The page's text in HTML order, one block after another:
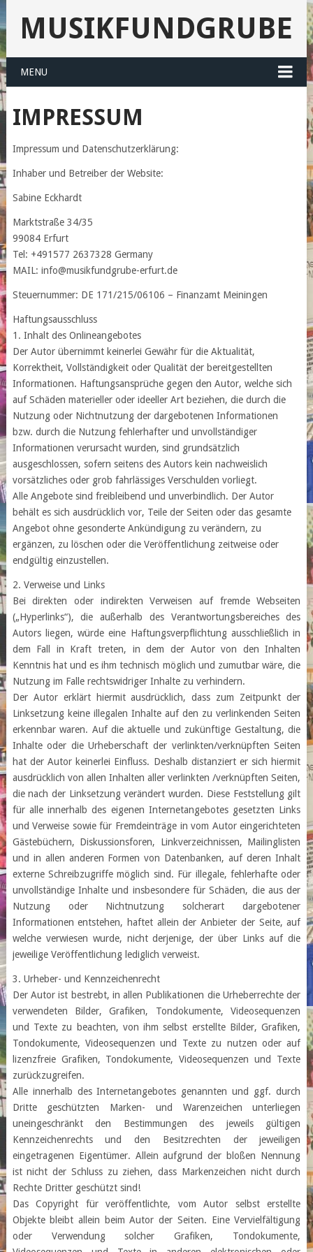
MUSIKFUNDGRUBE
MENU
IMPRESSUM
Impressum und Datenschutzerklärung:
Inhaber und Betreiber der Website:
Sabine Eckhardt
Marktstraße 34/35
99084 Erfurt
Tel: +491577 2637328 Germany
MAIL: info@musikfundgrube-erfurt.de
Steuernummer: DE 171/215/06106 – Finanzamt Meiningen
Haftungsausschluss
1. Inhalt des Onlineangebotes
Der Autor übernimmt keinerlei Gewähr für die Aktualität,
Korrektheit, Vollständigkeit oder Qualität der bereitgestellten
Informationen. Haftungsansprüche gegen den Autor, welche sich
auf Schäden materieller oder ideeller Art beziehen, die durch die
Nutzung oder Nichtnutzung der dargebotenen Informationen
bzw. durch die Nutzung fehlerhafter und unvollständiger
Informationen verursacht wurden, sind grundsätzlich
ausgeschlossen, sofern seitens des Autors kein nachweislich
vorsätzliches oder grob fahrlässiges Verschulden vorliegt.
Alle Angebote sind freibleibend und unverbindlich. Der Autor
behält es sich ausdrücklich vor, Teile der Seiten oder das gesamte
Angebot ohne gesonderte Ankündigung zu verändern, zu
ergänzen, zu löschen oder die Veröffentlichung zeitweise oder
endgültig einzustellen.
2. Verweise und Links
Bei direkten oder indirekten Verweisen auf fremde Webseiten
(„Hyperlinks“), die außerhalb des Verantwortungsbereiches des
Autors liegen, würde eine Haftungsverpflichtung ausschließlich in
dem Fall in Kraft treten, in dem der Autor von den Inhalten
Kenntnis hat und es ihm technisch möglich und zumutbar wäre, die
Nutzung im Falle rechtswidriger Inhalte zu verhindern.
Der Autor erklärt hiermit ausdrücklich, dass zum Zeitpunkt der
Linksetzung keine illegalen Inhalte auf den zu verlinkenden Seiten
erkennbar waren. Auf die aktuelle und zukünftige Gestaltung, die
Inhalte oder die Urheberschaft der verlinkten/verknüpften Seiten
hat der Autor keinerlei Einfluss. Deshalb distanziert er sich hiermit
ausdrücklich von allen Inhalten aller verlinkten /verknüpften Seiten,
die nach der Linksetzung verändert wurden. Diese Feststellung gilt
für alle innerhalb des eigenen Internetangebotes gesetzten Links
und Verweise sowie für Fremdeinträge in vom Autor eingerichteten
Gästebüchern, Diskussionsforen, Linkverzeichnissen, Mailinglisten
und in allen anderen Formen von Datenbanken, auf deren Inhalt
externe Schreibzugriffe möglich sind. Für illegale, fehlerhafte oder
unvollständige Inhalte und insbesondere für Schäden, die aus der
Nutzung oder Nichtnutzung solcherart dargebotener
Informationen entstehen, haftet allein der Anbieter der Seite, auf
welche verwiesen wurde, nicht derjenige, der über Links auf die
jeweilige Veröffentlichung lediglich verweist.
3. Urheber- und Kennzeichenrecht
Der Autor ist bestrebt, in allen Publikationen die Urheberrechte der
verwendeten Bilder, Grafiken, Tondokumente, Videosequenzen
und Texte zu beachten, von ihm selbst erstellte Bilder, Grafiken,
Tondokumente, Videosequenzen und Texte zu nutzen oder auf
lizenzfreie Grafiken, Tondokumente, Videosequenzen und Texte
zurückzugreifen.
Alle innerhalb des Internetangebotes genannten und ggf. durch
Dritte geschützten Marken- und Warenzeichen unterliegen
uneingeschränkt den Bestimmungen des jeweils gültigen
Kennzeichenrechts und den Besitzrechten der jeweiligen
eingetragenen Eigentümer. Allein aufgrund der bloßen Nennung
ist nicht der Schluss zu ziehen, dass Markenzeichen nicht durch
Rechte Dritter geschützt sind!
Das Copyright für veröffentlichte, vom Autor selbst erstellte
Objekte bleibt allein beim Autor der Seiten. Eine Vervielfältigung
oder Verwendung solcher Grafiken, Tondokumente,